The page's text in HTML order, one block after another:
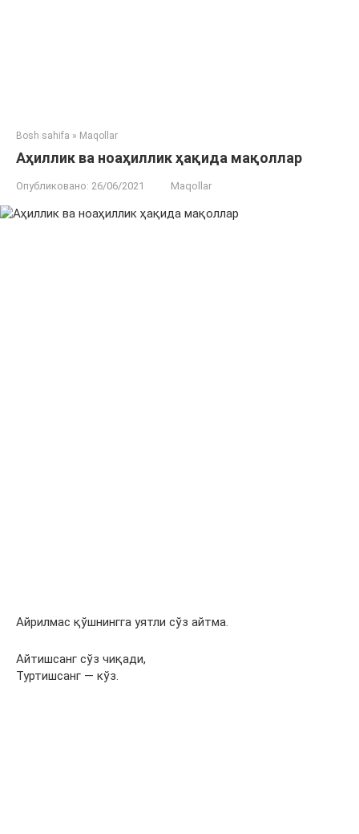
Bosh sahifa » Maqollar
Аҳиллик ва ноаҳиллик ҳақида мақоллар
Опубликовано: 26/06/2021 Maqollar
Айрилмас қўшнингга уятли сўз айтма.
Айтишсанг сўз чиқади,
Туртишсанг — кўз.